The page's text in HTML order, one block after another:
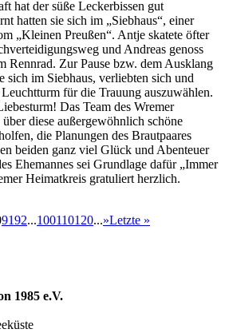
hat der süße Leckerbissen gut
hatten sie sich im „Siebhaus“, einer
„Kleinen Preußen“. Antje skatete öfter
und Andreas genoss
Rennrad. Zur Pause bzw. dem Ausklang
sich im Siebhaus, verliebten sich und
für die Trauung auszuwählen.
Das Team des Wremer
diese außergewöhnlich schöne
die Planungen des Brautpaares
beiden ganz viel Glück und Abenteuer
Ehemannes sei Grundlage dafür „Immer
Heimatkreis gratuliert herzlich.
9192...100110120...»Letzte »
1985 e.V.